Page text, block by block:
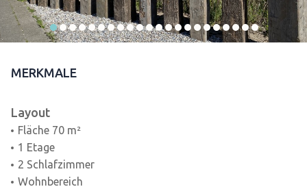
MERKMALE
Layout
Fläche 70 m²
1 Etage
2 Schlafzimmer
Wohnbereich